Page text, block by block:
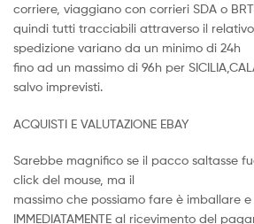
corriere, viaggiano con corrieri SDA o
quindi tutti tracciabili attraverso il
spedizione variano da un minimo di 24h
fino ad un massimo di 96h per
salvo imprevisti.
ACQUISTI E VALUTAZIONE EBAY
Sarebbe magnifico se il pacco saltasse
click del mouse, ma il
massimo che possiamo fare è imballare
IMMEDIATAMENTE al ricevimento del